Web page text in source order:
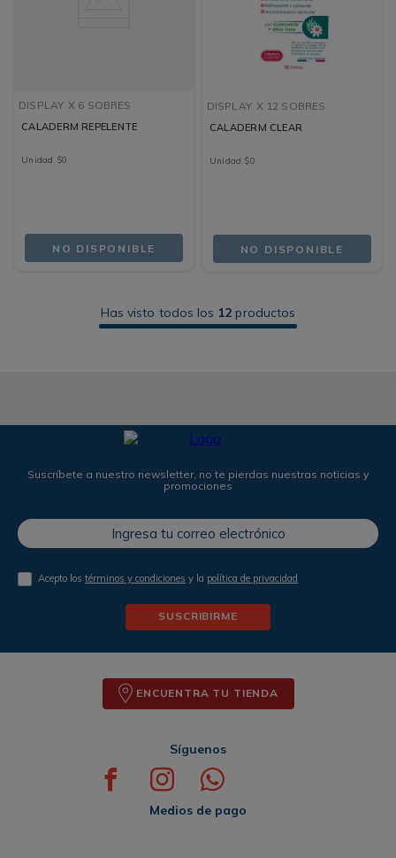
DISPLAY X 6 SOBRES
CALADERM REPELENTE
Unidad $0
NO DISPONIBLE
DISPLAY X 12 SOBRES
CALADERM CLEAR
Unidad $0
NO DISPONIBLE
Has visto todos los 12 productos
Suscríbete a nuestro newsletter, no te pierdas nuestras noticias y
promociones
Acepto lostérminos y condiciones y la política de privacidad
SUSCRIBIRME
ENCUENTRA TU TIENDA
Síguenos
Medios de pago